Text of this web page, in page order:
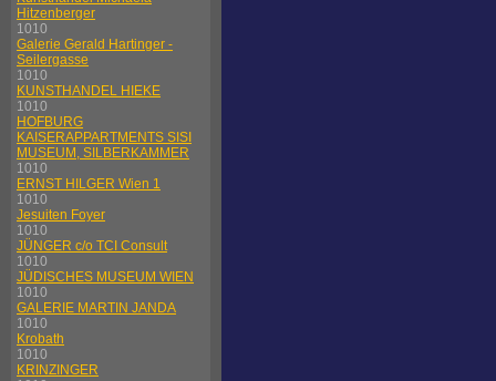
Hitzenberger
1010
Galerie Gerald Hartinger -
Seilergasse
1010
KUNSTHANDEL HIEKE
1010
HOFBURG
KAISERAPPARTMENTS SISI
MUSEUM, SILBERKAMMER
1010
ERNST HILGER Wien 1
1010
Jesuiten Foyer
1010
JÜNGER c/o TCI Consult
1010
JÜDISCHES MUSEUM WIEN
1010
GALERIE MARTIN JANDA
1010
Krobath
1010
KRINZINGER